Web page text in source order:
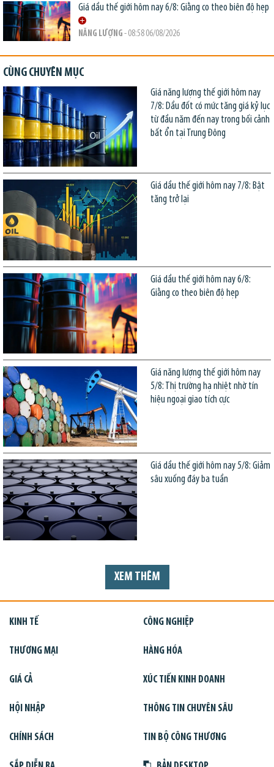
Giá dầu thế giới hôm nay 6/8: Giằng co theo biên độ hẹp
NĂNG LƯỢNG - 08:58 06/08/2026
CÙNG CHUYÊN MỤC
Giá năng lượng thế giới hôm nay
7/8: Dầu đốt có mức tăng giá kỷ lục
từ đầu năm đến nay trong bối cảnh
bất ổn tại Trung Đông
Giá dầu thế giới hôm nay 7/8: Bật
tăng trở lại
Giá dầu thế giới hôm nay 6/8:
Giằng co theo biên độ hẹp
Giá năng lượng thế giới hôm nay
5/8: Thị trường hạ nhiệt nhờ tín
hiệu ngoại giao tích cực
Giá dầu thế giới hôm nay 5/8: Giảm
sâu xuống đáy ba tuần
XEM THÊM
KINH TẾ CÔNG NGHIỆP
THƯƠNG MẠI HÀNG HÓA
GIÁ CẢ XÚC TIẾN KINH DOANH
HỘI NHẬP THÔNG TIN CHUYÊN SÂU
CHÍNH SÁCH TIN BỘ CÔNG THƯƠNG